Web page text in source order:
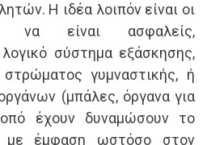
Η ιδέα λοιπόν είναι οι
να είναι ασφαλείς,
σύστημα εξάσκησης,
γυμναστικής, ή
(μπάλες, όργανα για
έχουν δυναμώσουν το
με έμφαση ωστόσο στον